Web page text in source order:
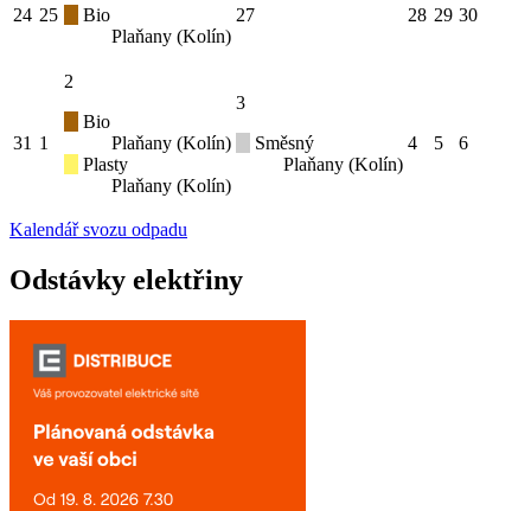
24 25
Bio
Plaňany (Kolín)
27 28 29 30
31 1
2
Bio
Plaňany (Kolín)
Plasty
Plaňany (Kolín)
3
Směsný
Plaňany (Kolín)
4 5 6
Kalendář svozu odpadu
Odstávky elektřiny